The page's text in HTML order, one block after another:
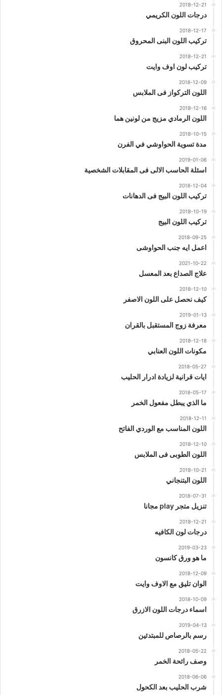
2018-12-21
درجات اللون الكريمي
2018-12-17
تركيب اللون البنى المحروق
2018-12-21
تركيب لون اوف وايت
2018-12-09
اللون التركواز فى الملابس
2018-12-16
اللون الرمادي مزيج من لونين هما
2018-10-15
مدة تسوية الحواوشي في الفرن
2019-01-06
اسئلة الحاسب الالى فى المقابلات الشخصية
2018-12-04
تركيب اللون البيج فى الدهانات
2018-10-19
تركيب اللون البيج
2018-09-25
اعمل ايه جنب الحواوشى
2021-10-22
علاج الصداع بعد المعسل
2018-12-10
كيف نحصل على اللون الاصفر
2019-01-13
معرفة زوج المستقبل بالقران
2018-12-18
مكونات اللون العنابي
2018-05-27
ايات قرانية لزيادة ادرار الحليب
2018-05-17
ما الذي يبطل مفعول الخمر
2018-12-11
اللون المناسب مع الوردي الفاتح
2018-12-10
اللون الطوبى فى الملابس
2018-10-21
اللون البتنجاني
2018-07-31
تنزيل متجر play مجانا
2018-12-21
درجات لون الكافيه
2019-03-23
ما هو ورق كانسون
2018-12-09
الوان تليق مع الاوف وايت
2018-10-09
اسماء درجات اللون الازرق
2019-04-13
رسم بالرصاص للمبتدئين
2018-05-22
وصف رائحة الخمر
2018-06-06
شرب الحليب بعد الكحول